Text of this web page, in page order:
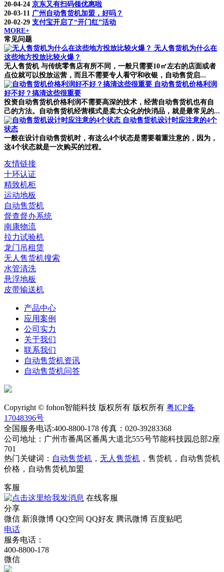
20-04-24 京东又有扫码领优惠啦
20-03-11 广州自动售货机加盟，好吗？
20-02-29 支付宝开启了“开门红”活动
MORE+
常见问题
无人售货机为什么在
这些地方投放比较火爆？
无人售货机 与传统零售店有所不同，一般只需要10㎡左右的店面或者
点位就可以投放运营，而且不需要专人看守和收银，自动售货启...
自动售货机价格利润
好不好？搞清这些很重要
投资自动售货机价格利润不需要高深的技术，经营自动售货机也有自
己的方法。自动售货机经营模式是卖大众化的快消品，就是最常见的...
自动售货机设计时应注意的4个
状态
一般在设计自动售货机时，有这么4个状态是需要着重注意的，因为，
这4个状态就是一次购买的过程。
友情链接
十环认证
精致机柜
运动地板
自动售货机
督查督办系统
南康物流
拉力试验机
龙门吊租赁
无人售货机搜索
水管清洗
悬浮地板
皮带输送机
产品中心
应用案例
公司实力
关于我们
联系我们
自动售货机资讯
自动售货机问答
Copyright © fohon智能科技 版权所有 版权所有 粤ICP备
17048396号
全国服务电话:400-8800-178 传真：020-39283368
公司地址：广州市番禺区番禺大道北555号节能科技园总部2座
701
热门关键词： 自动售货机 ， 无人售货机 ，售货机，自动售货机
价格，自动售货机加盟
客服
在线客服
分享
微信 新浪微博 QQ空间 QQ好友 腾讯微博 百度贴吧
电话
服务电话：
400-8800-178
微信